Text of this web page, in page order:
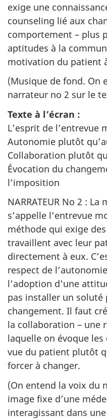
exige une
counseling lié aux
comportement – plus
aptitudes à la
motivation du patient
(Musique de fond. On
narrateur no 2 sur le
Texte à l’écran :
L’esprit de l’entrevue
Autonomie plutôt
Collaboration plutôt
Évocation du
l’imposition
NARRATEUR No 2 :
s’appelle l’entrevue
méthode qui exige
travaillent avec leur
directement à eux.
respect de
l'adoption d'une
pas installer un soluté
changement. Il faut
la collaboration – une
laquelle on évoque
vue du patient plutôt
forcer à changer.
(On entend la voix du
image fixe d’une
interagissant dans